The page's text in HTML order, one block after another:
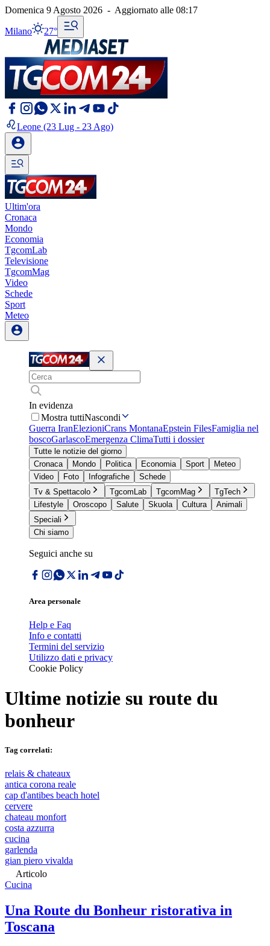
Domenica 9 Agosto 2026 - Aggiornato alle 08:17
Milano 27°
Leone (23 Lug - 23 Ago)
Ultim'ora
Cronaca
Mondo
Economia
TgcomLab
Televisione
TgcomMag
Video
Schede
Sport
Meteo
In evidenza
Mostra tuttiNascondi
Guerra IranElezioniCrans MontanaEpstein FilesFamiglia nel
boscoGarlascoEmergenza ClimaTutti i dossier
Tutte le notizie del giorno
Cronaca
Mondo Politica Economia Sport
Meteo
Video
Foto Infografiche
Schede
Tv & Spettacolo
TgcomLab TgcomMag
TgTech
Lifestyle
Oroscopo Salute Skuola Cultura
Animali
Speciali
Chi siamo
Seguici anche su
Area personale
Help e Faq
Info e contatti
Termini del servizio
Utilizzo dati e privacy
Cookie Policy
Ultime notizie su route du
bonheur
Tag correlati:
relais & chateaux
antica corona reale
cap d'antibes beach hotel
cervere
chateau monfort
costa azzurra
cucina
garlenda
gian piero vivalda
Articolo
Cucina
Una Route du Bonheur ristorativa in
Toscana